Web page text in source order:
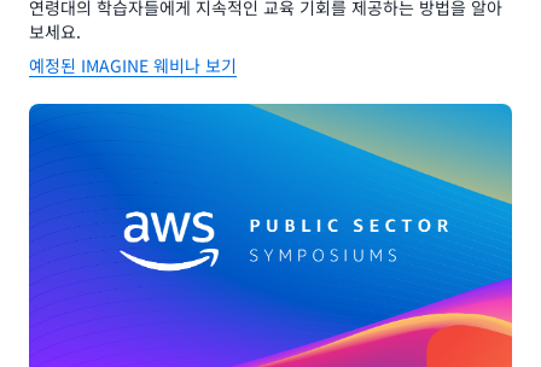
연령대의 학습자들에게 지속적인 교육 기회를 제공하는 방법을 알아
보세요.
예정된 IMAGINE 웨비나 보기